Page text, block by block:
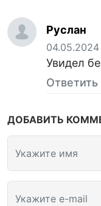
Руслан
04.05.2024
Увидел
Ответить
ДОБАВИТЬ
Укажите имя
Укажите e-mail